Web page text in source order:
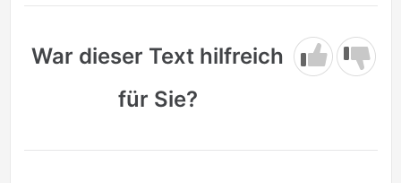
War dieser Text hilfreich
für Sie?